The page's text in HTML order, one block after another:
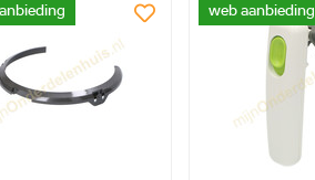
web aanbieding